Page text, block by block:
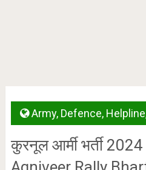
Army, Defence, Helpline
कुरनूल आर्मी भर्ती